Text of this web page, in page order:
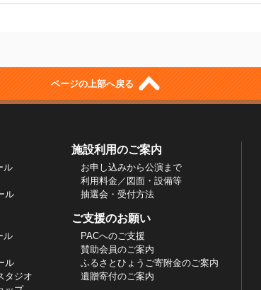
ページの上部へ戻る
ル
ル
ル
ル
タジオ
施設利用のご案内
お申し込みから公演まで
利用料金／図面・設備等
抽選会・受付方法
ご支援のお願い
PACへのご支援
賛助会員のご案内
ふるさとひょうご寄附金のご案内
遺贈寄付のご案内